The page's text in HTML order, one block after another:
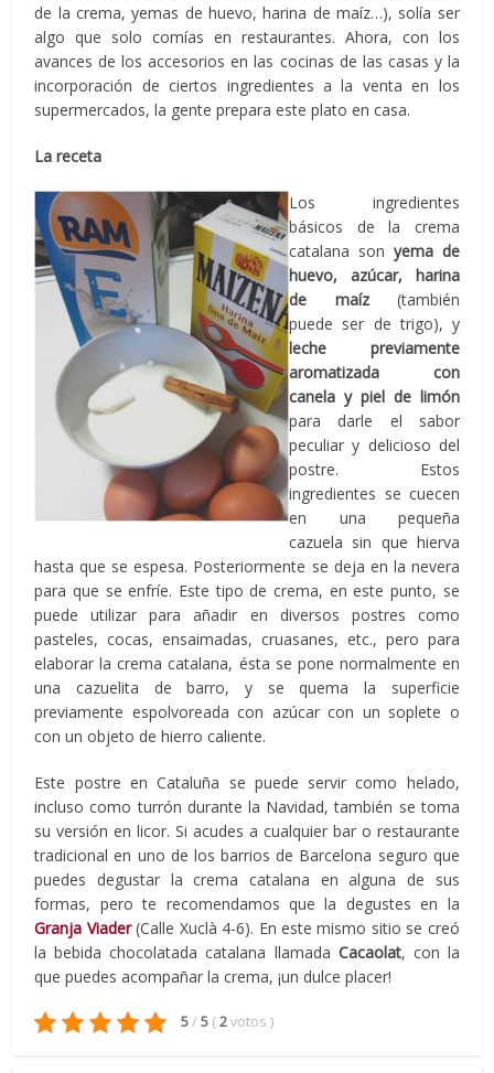
de la crema, yemas de huevo, harina de maíz…), solía ser
algo que solo comías en restaurantes. Ahora, con los
avances de los accesorios en las cocinas de las casas y la
incorporación de ciertos ingredientes a la venta en los
supermercados, la gente prepara este plato en casa.
La receta
Los ingredientes
básicos de la crema
catalana son yema de
huevo, azúcar, harina
de maíz(también
puede ser de trigo), y
leche previamente
aromatizada con
canela y piel de limón
para darle el sabor
peculiar y delicioso del
postre. Estos
ingredientes se cuecen
en una pequeña
cazuela sin que hierva
hasta que se espesa. Posteriormente se deja en la nevera
para que se enfríe. Este tipo de crema, en este punto, se
puede utilizar para añadir en diversos postres como
pasteles, cocas, ensaimadas, cruasanes, etc., pero para
elaborar la crema catalana, ésta se pone normalmente en
una cazuelita de barro, y se quema la superficie
previamente espolvoreada con azúcar con un soplete o
con un objeto de hierro caliente.
Este postre en Cataluña se puede servir como helado,
incluso como turrón durante la Navidad, también se toma
su versión en licor. Si acudes a cualquier bar o restaurante
tradicional en uno de los barrios de Barcelona seguro que
puedes degustar la crema catalana en alguna de sus
formas, pero te recomendamos que la degustes en la
Granja Viader(Calle Xuclà 4-6). En este mismo sitio se creó
la bebida chocolatada catalana llamada Cacaolat, con la
que puedes acompañar la crema, ¡un dulce placer!
5/ 5 (2votos )